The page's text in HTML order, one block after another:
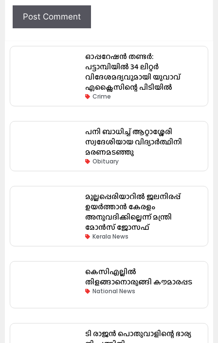
ഓപ്പറേഷൻ തണ്ടർ:
പട്ടാമ്പിയിൽ 34 ലിറ്റർ
വിദേശമദ്യവുമായി യുവാവ്
എക്സൈസിന്റെ പിടിയിൽ
Crime
പനി ബാധിച്ച് ആറ്റാശ്ശേരി
സ്വദേശിയായ വിദ്യാർത്ഥിനി
മരണമടഞ്ഞു
Obituary
മുല്ലപ്പെരിയാറിൽ ജലനിരപ്പ്
ഉയർത്താൻ കേരളം
അനുവദിക്കില്ലെന്ന് മന്ത്രി
മോൻസ് ജോസഫ്
Kerala News
കെസിഎല്ലിൽ
തിളങ്ങാനൊരുങ്ങി കൗമാരപ്പട
National News
ടി രാജൻ പൊതുവാളിന്റെ ഭാര്യ